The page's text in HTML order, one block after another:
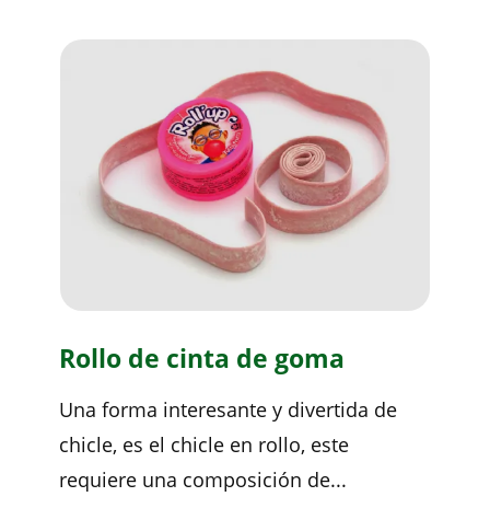
Rollo de cinta de goma
Una forma interesante y divertida de
chicle, es el chicle en rollo, este
requiere una composición de...